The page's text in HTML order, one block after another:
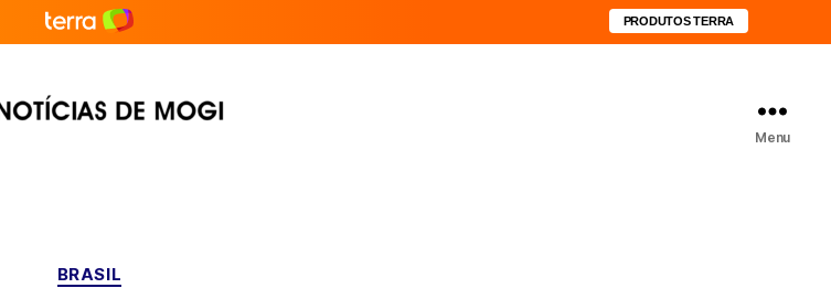
PRODUTOS TERRA
Menu
Categorias
BRASIL